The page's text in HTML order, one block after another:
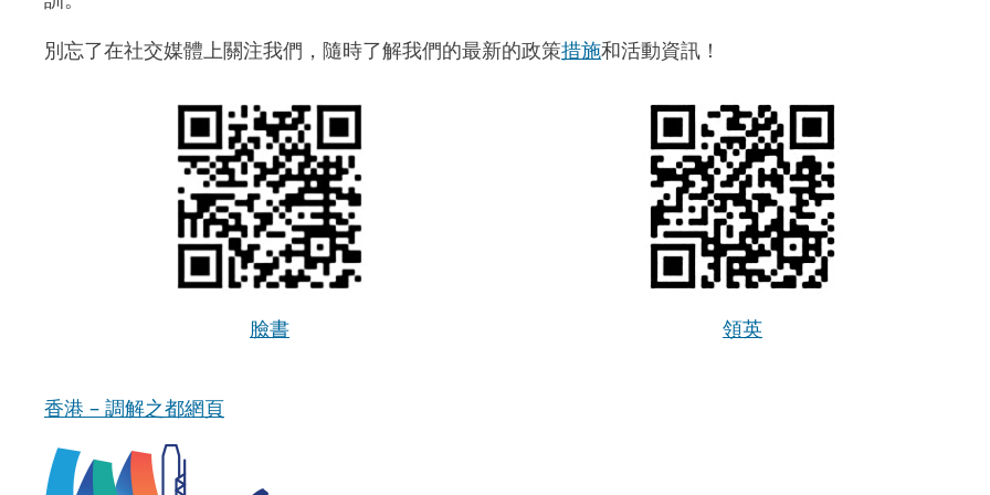
別忘了在社交媒體上關注我們，隨時了解我們的最新的政策措施和活動資訊！
臉書 領英
香港 – 調解之都網頁